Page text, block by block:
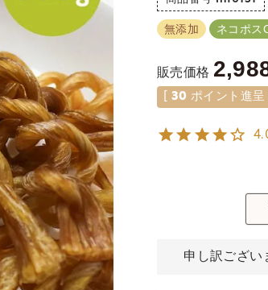
無添加 ネコポス
販売価格
30 ポイント進呈 ]
申し訳ござい